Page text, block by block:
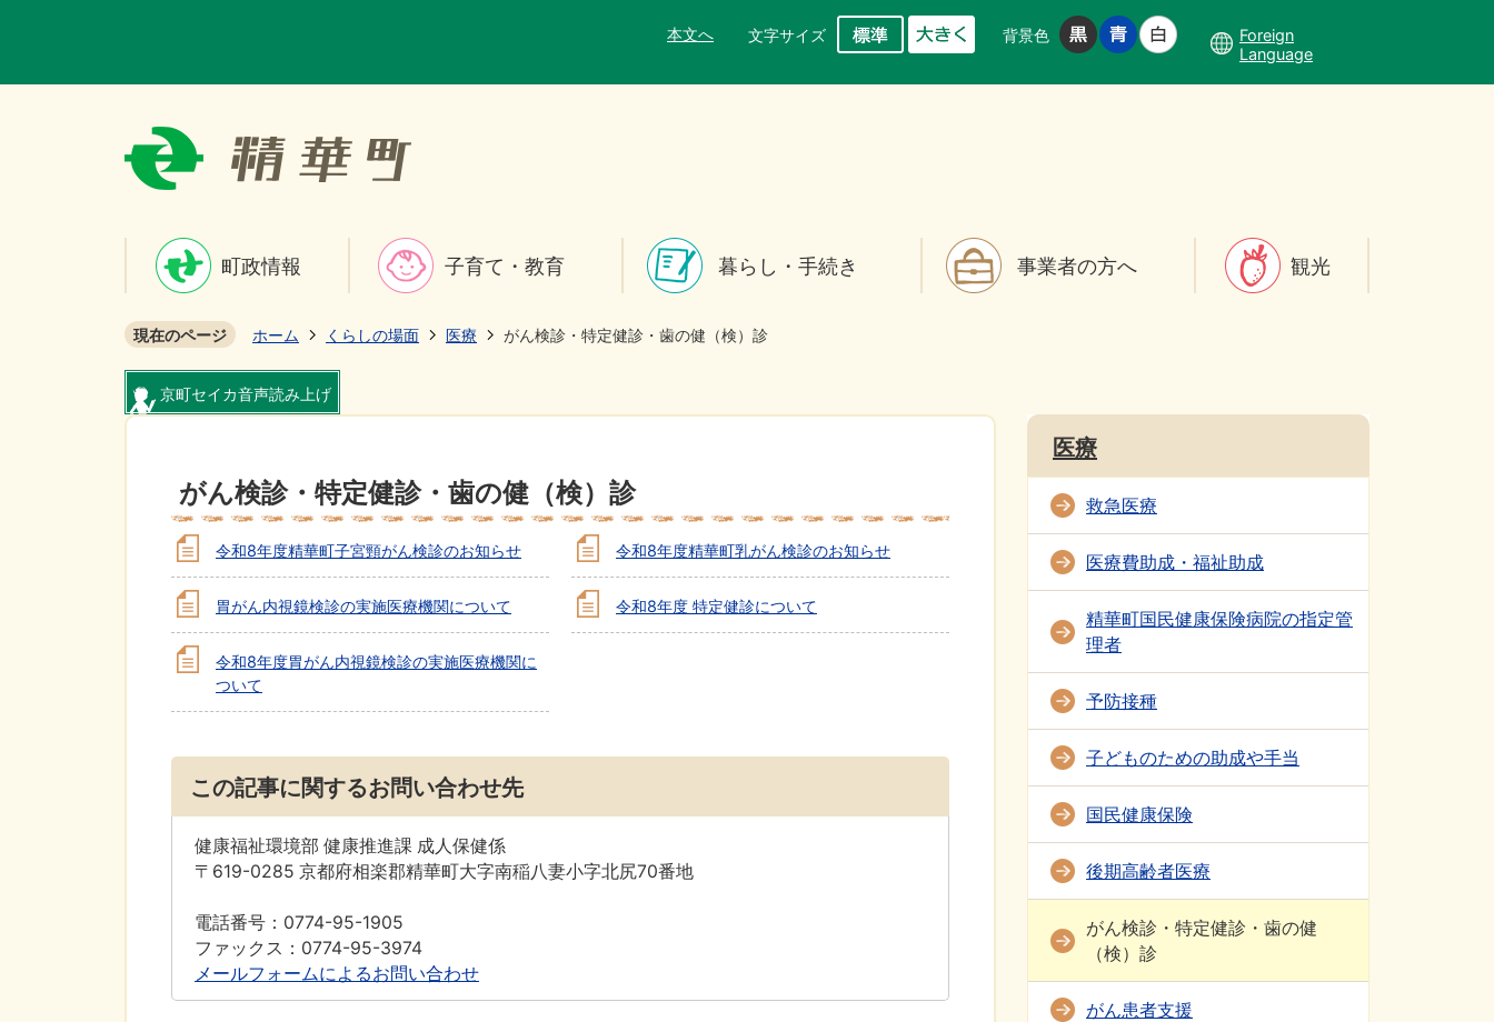
本文へ 文字サイズ 背景色
Foreign
Language
町政情報 子育て・教育 暮らし・手続き 事業者の方へ 観光
現在のページ ホーム くらしの場面 医療 がん検診・特定健診・歯の健（検）診
京町セイカ音声読み上げ
がん検診・特定健診・歯の健（検）診
令和8年度精華町子宮頸がん検診のお知らせ 令和8年度精華町乳がん検診のお知らせ
胃がん内視鏡検診の実施医療機関について 令和8年度 特定健診について
令和8年度胃がん内視鏡検診の実施医療機関に
ついて
この記事に関するお問い合わせ先
健康福祉環境部 健康推進課 成人保健係
〒619-0285 京都府相楽郡精華町大字南稲八妻小字北尻70番地
電話番号：0774-95-1905
ファックス：0774-95-3974
メールフォームによるお問い合わせ
医療
救急医療
医療費助成・福祉助成
精華町国民健康保険病院の指定管
理者
予防接種
子どものための助成や手当
国民健康保険
後期高齢者医療
がん検診・特定健診・歯の健
（検）診
がん患者支援